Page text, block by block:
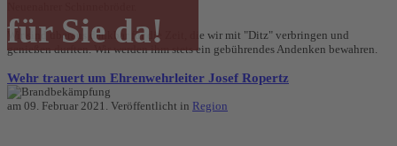
für Sie da!
Wir sind überaus dankbar für die Zeit, die wir mit "Ditz" verbringen und
genießen durften. Wir werden ihm stets ein gebührendes Andenken bewahren.
Wehr trauert um Ehrenwehrleiter Josef Ropertz
am 09. Februar 2021 . Veröffentlicht in Region